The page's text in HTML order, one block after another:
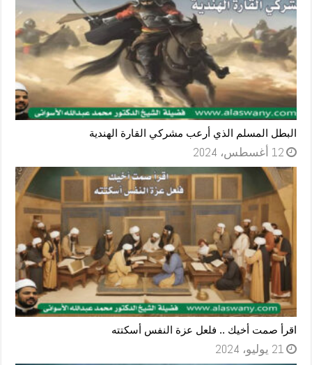
البطل المسلم الذي أرعب مشركي القارة الهندية
12 أغسطس، 2024
اقرأ صمت أخيك .. فلعل عزة النفس أسكتته
21 يوليو، 2024